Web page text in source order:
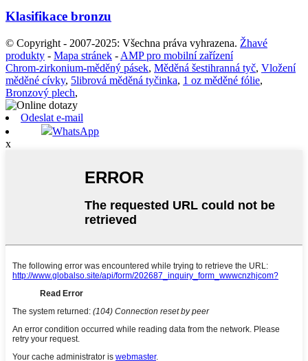
Klasifikace bronzu
© Copyright - 2007-2025: Všechna práva vyhrazena. Žhavé
produkty - Mapa stránek - AMP pro mobilní zařízení
Chrom-zirkonium-měděný pásek, Měděná šestihranná tyč, Vložení
měděné cívky, 5librová měděná tyčinka, 1 oz měděné fólie,
Bronzový plech,
Odeslat e-mail
WhatsApp
x